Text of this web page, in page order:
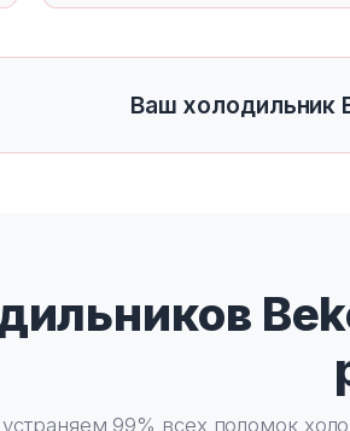
Ваш холодильник
99% всех поломок